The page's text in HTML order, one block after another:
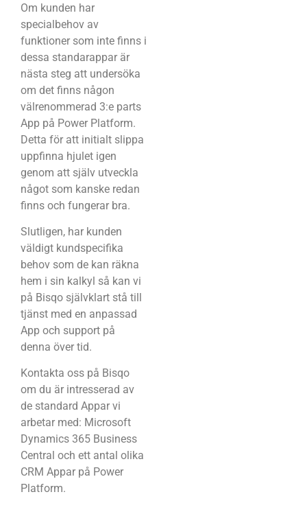
Om kunden har
specialbehov av
funktioner som inte finns i
dessa standarappar är
nästa steg att undersöka
om det finns någon
välrenommerad 3:e parts
App på Power Platform.
Detta för att initialt slippa
uppfinna hjulet igen
genom att själv utveckla
något som kanske redan
finns och fungerar bra.
Slutligen, har kunden
väldigt kundspecifika
behov som de kan räkna
hem i sin kalkyl så kan vi
på Bisqo självklart stå till
tjänst med en anpassad
App och support på
denna över tid.
Kontakta oss på Bisqo
om du är intresserad av
de standard Appar vi
arbetar med: Microsoft
Dynamics 365 Business
Central och ett antal olika
CRM Appar på Power
Platform.